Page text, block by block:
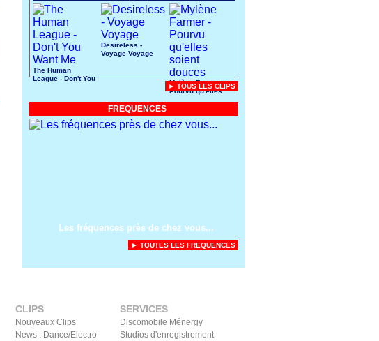
The Human
League - Don't You
Desireless -
Voyage Voyage
Mylène Farmer -
Pourvu qu'elles
► TOUS LES CLIPS
FREQUENCES
Les fréquences près de chez vous...
► TOUTES LES FREQUENCES
CLIPS
Nouveaux Clips
News : Dance/Electro
SERVICES
Discomobile Ménergy
Studios d'enregistrement